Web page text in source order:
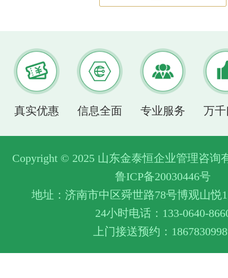
真实优惠 信息全面 专业服务 万
Copyright © 2025 山东金泰恒企业管理咨询
鲁ICP备20030446号
地址：济南市中区舜世路78号博观山悦
24小时电话：133-0640-
上门接送预约：